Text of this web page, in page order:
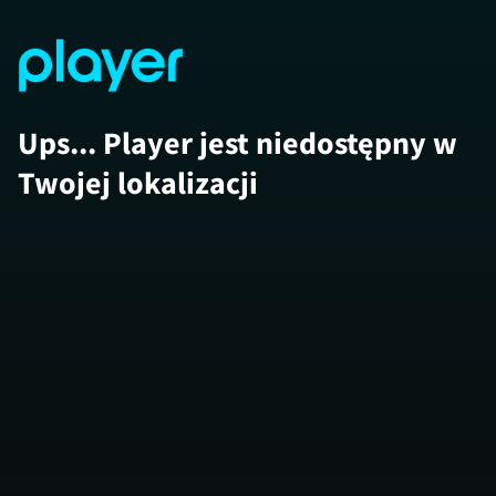
Ups... Player jest niedostępny w
Twojej lokalizacji